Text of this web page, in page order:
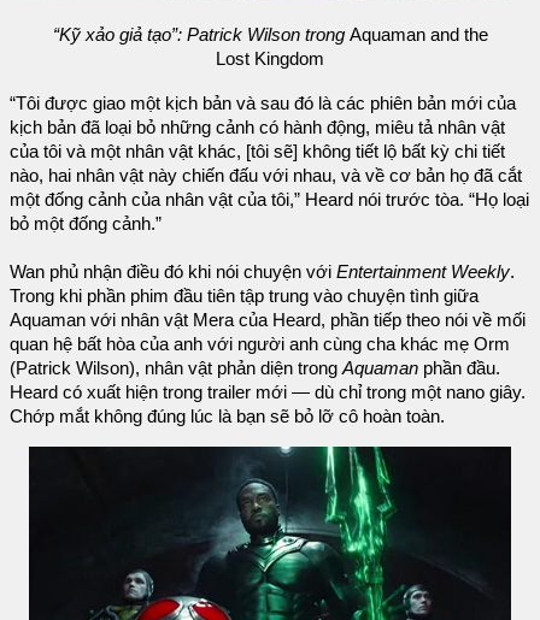
“Kỹ xảo giả tạo”: Patrick Wilson trong Aquaman and the
Lost Kingdom
“Tôi được giao một kịch bản và sau đó là các phiên bản mới của
kịch bản đã loại bỏ những cảnh có hành động, miêu tả nhân vật
của tôi và một nhân vật khác, [tôi sẽ] không tiết lộ bất kỳ chi tiết
nào, hai nhân vật này chiến đấu với nhau, và về cơ bản họ đã cắt
một đống cảnh của nhân vật của tôi,” Heard nói trước tòa. “Họ loại
bỏ một đống cảnh.”
Wan phủ nhận điều đó khi nói chuyện với Entertainment Weekly.
Trong khi phần phim đầu tiên tập trung vào chuyện tình giữa
Aquaman với nhân vật Mera của Heard, phần tiếp theo nói về mối
quan hệ bất hòa của anh với người anh cùng cha khác mẹ Orm
(Patrick Wilson), nhân vật phản diện trongAquaman phần đầu.
Heard có xuất hiện trong trailer mới — dù chỉ trong một nano giây.
Chớp mắt không đúng lúc là bạn sẽ bỏ lỡ cô hoàn toàn.